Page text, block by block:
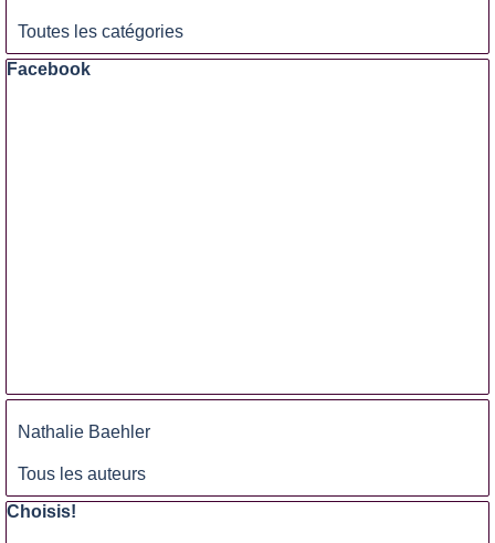
Toutes les catégories
Sauter le bloc Facebook
Facebook
Nathalie Baehler
Tous les auteurs
Sauter le bloc Choisis!
Choisis!